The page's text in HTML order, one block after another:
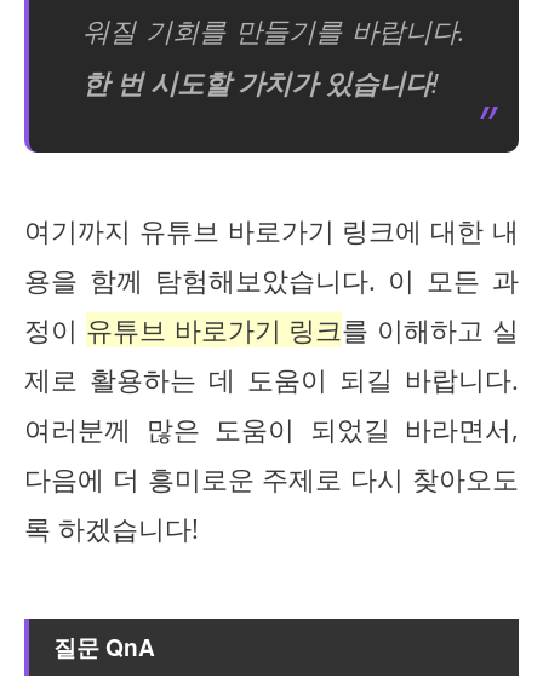
워질 기회를 만들기를 바랍니다.
한 번 시도할 가치가 있습니다!
여기까지 유튜브 바로가기 링크에 대한 내
용을 함께 탐험해보았습니다. 이 모든 과
정이 유튜브 바로가기 링크를 이해하고 실
제로 활용하는 데 도움이 되길 바랍니다.
여러분께 많은 도움이 되었길 바라면서,
다음에 더 흥미로운 주제로 다시 찾아오도
록 하겠습니다!
질문 QnA